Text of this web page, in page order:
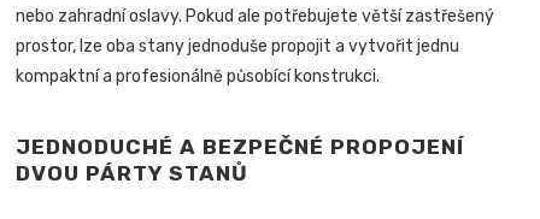
nebo zahradní oslavy. Pokud ale potřebujete větší zastřešený
prostor, lze oba stany jednoduše propojit a vytvořit jednu
kompaktní a profesionálně působící konstrukci.
JEDNODUCHÉ A BEZPEČNÉ PROPOJENÍ
DVOU PÁRTY STANŮ